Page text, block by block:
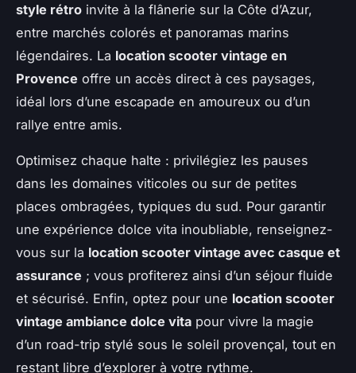
style rétro invite à la flânerie sur la Côte d’Azur,
entre marchés colorés et panoramas marins
légendaires. La location scooter vintage en
Provence offre un accès direct à ces paysages,
idéal lors d’une escapade en amoureux ou d’un
rallye entre amis.
Optimisez chaque halte : privilégiez les pauses
dans les domaines viticoles ou sur de petites
places ombragées, typiques du sud. Pour garantir
une expérience dolce vita inoubliable, renseignez-
vous sur la location scooter vintage avec casque et
assurance ; vous profiterez ainsi d’un séjour fluide
et sécurisé. Enfin, optez pour une location scooter
vintage ambiance dolce vita pour vivre la magie
d’un road-trip stylé sous le soleil provençal, tout en
restant libre d’explorer à votre rythme.